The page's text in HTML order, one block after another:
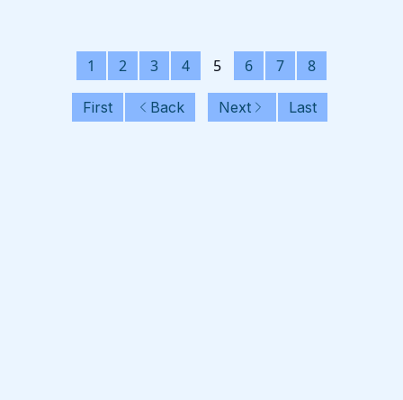
First Back
1 2 3 4 5 6 7 8
Next Last